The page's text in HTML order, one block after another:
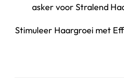
bericht:asker voor Stralend
Stimuleer Haargroei met